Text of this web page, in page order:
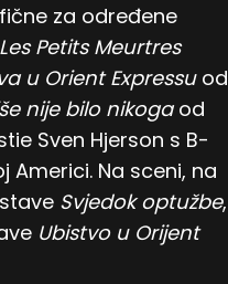
za određene
Les Petits Meurtres
u Orient Expressuod
nije bilo nikogaod
Sven Hjerson s B-
Americi. Na sceni, na
Svjedok optužbe,
Ubistvo u Orijent